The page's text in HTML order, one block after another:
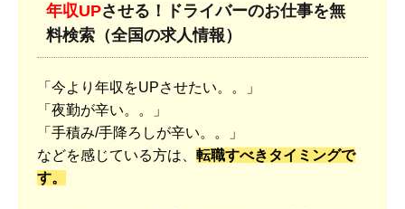
年収UPさせる！ドライバーのお仕事を無
料検索（全国の求人情報）
「今より年収をUPさせたい。。」
「夜勤が辛い。。」
「手積み/手降ろしが辛い。。」
などを感じている方は、 転職すべきタイミングで
す。